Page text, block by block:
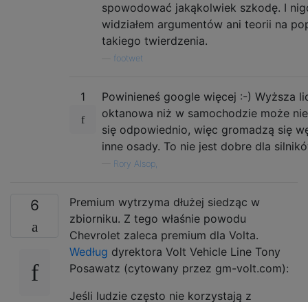
spowodować jakąkolwiek szkodę. I
widziałem argumentów ani teorii na
takiego twierdzenia.
footwet
1
Powinieneś google więcej :-) Wyższa
oktanowa niż w samochodzie może
się odpowiednio, więc gromadzą się
inne osady. To nie jest dobre dla
Rory Alsop,
6
Premium wytrzyma dłużej siedząc w
zbiorniku. Z tego właśnie powodu
Chevrolet zaleca premium dla Volta.
Według dyrektora Volt Vehicle Line Tony
Posawatz (cytowany przez gm-volt.com):
Jeśli ludzie często nie korzystają z